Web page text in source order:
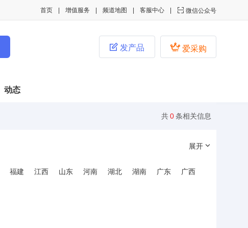
 微信公众号
客服中心
频道地图
增值服务
首页
 爱采购
 发产品
动态
共0条相关信息
展开
福建 江西 山东 河南 湖北 湖南 广东
广西